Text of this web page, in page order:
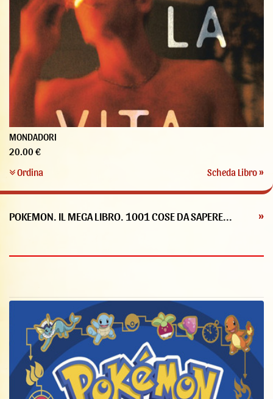
MONDADORI
20.00 €
Ordina
Scheda Libro »
POKEMON. IL MEGA LIBRO. 1001 COSE DA SAPERE... »